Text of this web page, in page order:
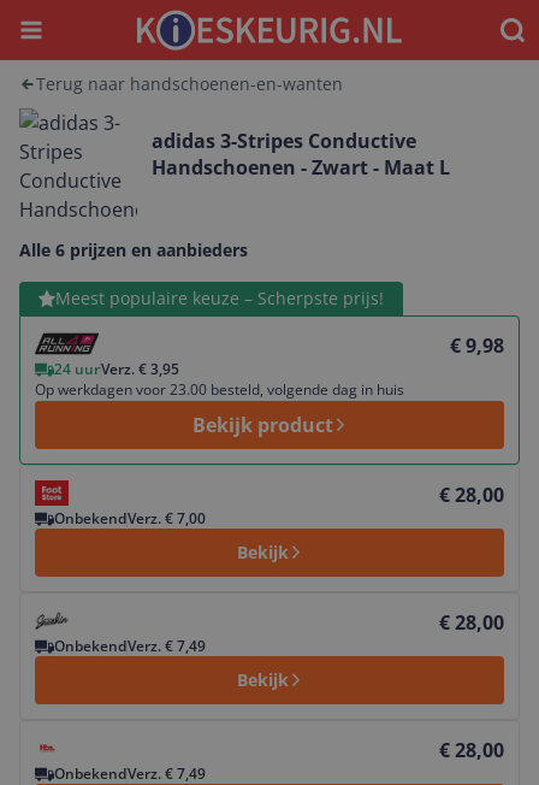
Menu
Terug naar handschoenen-en-wanten
adidas 3-Stripes Conductive
Handschoenen - Zwart - Maat L
Alle 6 prijzen en aanbieders
Meest populaire keuze – Scherpste prijs!
€ 9,98
24 uurVerz. € 3,95
Op werkdagen voor 23.00 besteld, volgende dag in huis
Bekijk product
Bekijk product
€ 28,00
OnbekendVerz. € 7,00
Bekijk
Bekijk product
€ 28,00
OnbekendVerz. € 7,49
Bekijk
Bekijk product
€ 28,00
OnbekendVerz. € 7,49